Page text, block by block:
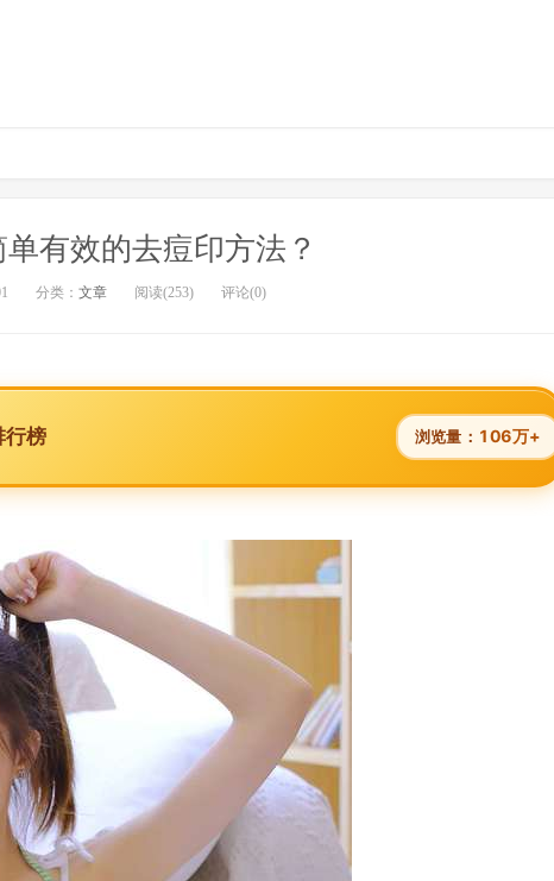
有效的去痘印方法？
分类： 文章 阅读(253) 评论(0)
行榜 浏览量： 106万+